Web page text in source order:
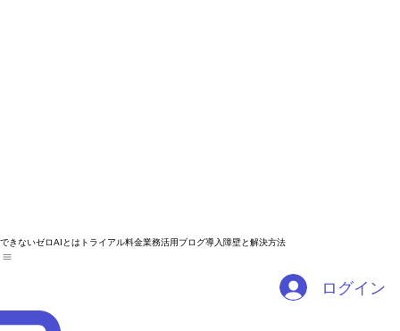
できないゼロAIとは
ログイン